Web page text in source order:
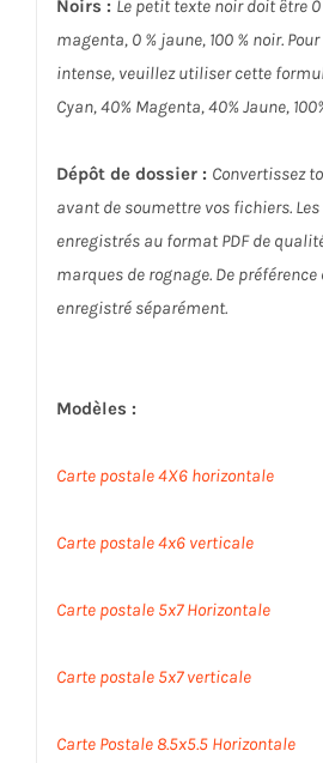
Noirs : Le petit texte noir doit être 0
magenta, 0 % jaune, 100 % noir.
intense, veuillez utiliser cette
Cyan, 40% Magenta, 40% Jaune,
Dépôt de dossier : Convertissez
avant de soumettre vos fichiers.
enregistrés au format PDF de
marques de rognage. De préférence
enregistré séparément.
Modèles :
Carte postale 4X6 horizontale
Carte postale 4x6 verticale
Carte postale 5x7 Horizontale
Carte postale 5x7 verticale
Carte Postale 8.5x5.5 Horizontale